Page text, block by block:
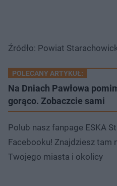
Źródło: Powiat
POLECANY ARTYKUŁ:
Na Dniach Pawłowa
gorąco. Zobaczcie sami
Polub nasz fanpage ESKA
Facebooku! Znajdziesz tam
Twojego miasta i okolicy